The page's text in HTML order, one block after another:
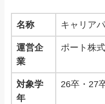
名称 キャリア
運営企
業
ポート株
対象学
年
26卒・27